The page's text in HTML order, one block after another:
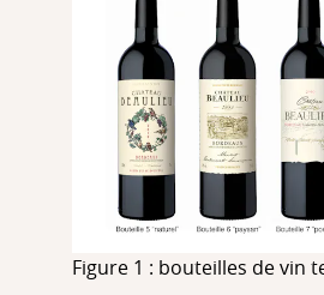
Figure 1 : bouteilles de vin